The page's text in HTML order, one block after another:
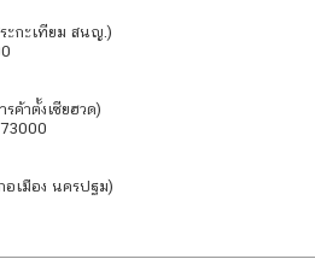
ะกะเทียม สนญ.)
ค้าตั้งเซียฮวด)
เมือง นครปฐม)